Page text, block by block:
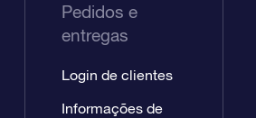
Pedidos e
entregas
Login de clientes
Informações de